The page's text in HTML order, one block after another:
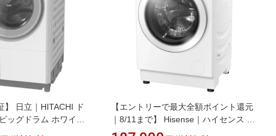
】 日立｜HITACHI ド
ッグドラム ホワイト
W [洗濯13.0kg /乾燥
【エントリーで最大全額ポイント還元
｜8/11まで】 Hisense｜ハイセンス ド
ラム式洗濯機 ホワイト HWF-D120XL-